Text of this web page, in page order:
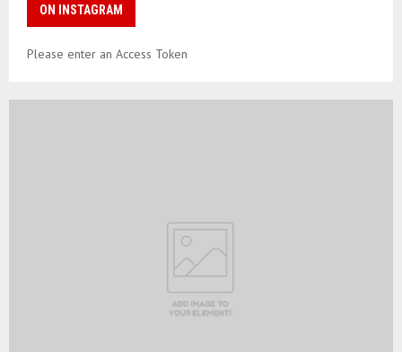
ON INSTAGRAM
Please enter an Access Token